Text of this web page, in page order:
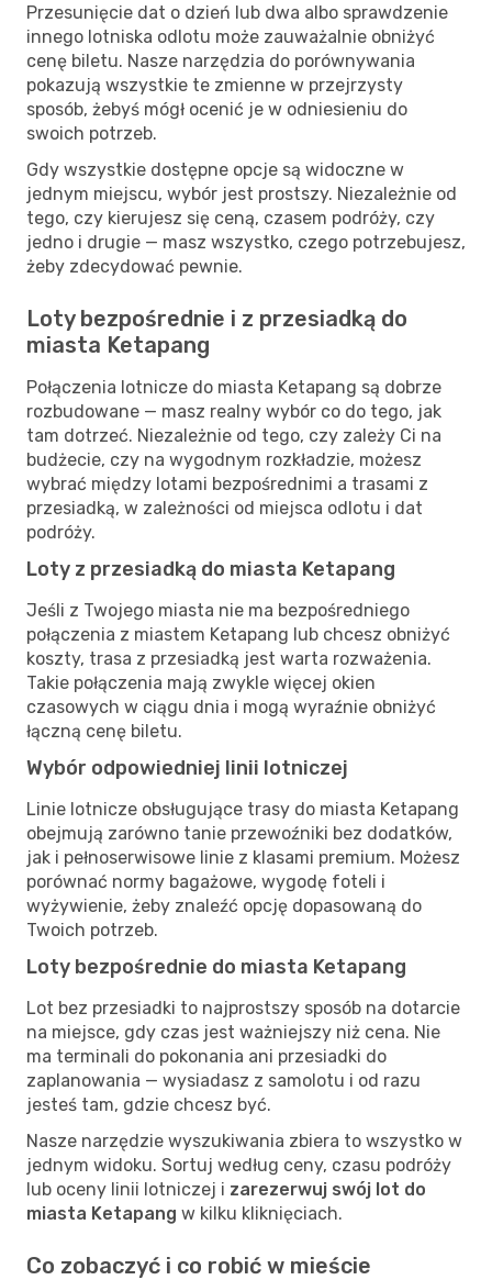
Przesunięcie dat o dzień lub dwa albo sprawdzenie
innego lotniska odlotu może zauważalnie obniżyć
cenę biletu. Nasze narzędzia do porównywania
pokazują wszystkie te zmienne w przejrzysty
sposób, żebyś mógł ocenić je w odniesieniu do
swoich potrzeb.
Gdy wszystkie dostępne opcje są widoczne w
jednym miejscu, wybór jest prostszy. Niezależnie od
tego, czy kierujesz się ceną, czasem podróży, czy
jedno i drugie — masz wszystko, czego potrzebujesz,
żeby zdecydować pewnie.
Loty bezpośrednie i z przesiadką do
miasta Ketapang
Połączenia lotnicze do miasta Ketapang są dobrze
rozbudowane — masz realny wybór co do tego, jak
tam dotrzeć. Niezależnie od tego, czy zależy Ci na
budżecie, czy na wygodnym rozkładzie, możesz
wybrać między lotami bezpośrednimi a trasami z
przesiadką, w zależności od miejsca odlotu i dat
podróży.
Loty z przesiadką do miasta Ketapang
Jeśli z Twojego miasta nie ma bezpośredniego
połączenia z miastem Ketapang lub chcesz obniżyć
koszty, trasa z przesiadką jest warta rozważenia.
Takie połączenia mają zwykle więcej okien
czasowych w ciągu dnia i mogą wyraźnie obniżyć
łączną cenę biletu.
Wybór odpowiedniej linii lotniczej
Linie lotnicze obsługujące trasy do miasta Ketapang
obejmują zarówno tanie przewoźniki bez dodatków,
jak i pełnoserwisowe linie z klasami premium. Możesz
porównać normy bagażowe, wygodę foteli i
wyżywienie, żeby znaleźć opcję dopasowaną do
Twoich potrzeb.
Loty bezpośrednie do miasta Ketapang
Lot bez przesiadki to najprostszy sposób na dotarcie
na miejsce, gdy czas jest ważniejszy niż cena. Nie
ma terminali do pokonania ani przesiadki do
zaplanowania — wysiadasz z samolotu i od razu
jesteś tam, gdzie chcesz być.
Nasze narzędzie wyszukiwania zbiera to wszystko w
jednym widoku. Sortuj według ceny, czasu podróży
lub oceny linii lotniczej i zarezerwuj swój lot do
miasta Ketapang w kilku kliknięciach.
Co zobaczyć i co robić w mieście